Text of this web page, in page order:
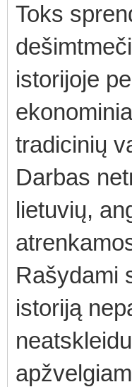
Toks
istorijoje
tradicinių
Darbas
lietuvių,
Rašydami
istoriją